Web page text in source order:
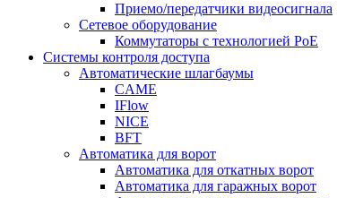
Приемо/передатчики видеосигнала
Сетевое оборудование
Коммутаторы с технологией PoE
Системы контроля доступа
Автоматические шлагбаумы
CAME
IFlow
NICE
BFT
Автоматика для ворот
Автоматика для откатных ворот
Автоматика для гаражных ворот